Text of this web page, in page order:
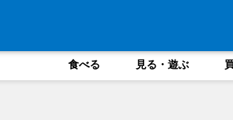
食べる 見る・遊ぶ